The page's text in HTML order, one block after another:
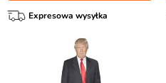
Expresowa wysyłka